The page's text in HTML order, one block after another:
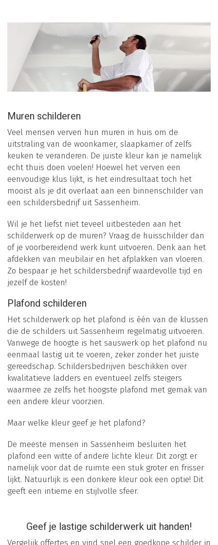
Muren schilderen
Veel mensen verven hun muren in huis om de
uitstraling van de woonkamer, slaapkamer of zelfs
keuken te veranderen. De juiste kleur kan je namelijk
echt thuis doen voelen! Hoewel het verven een
eenvoudige klus lijkt, is het eindresultaat toch het
mooist als je dit overlaat aan een binnenschilder van
een schildersbedrijf uit Sassenheim.
Wil je het liefst niet teveel uitbesteden aan het
schilderwerk op de muren? Vraag de huisschilder dan
of je voorbereidend werk kunt uitvoeren. Denk aan het
afdekken van meubilair en het afplakken van vloeren.
Zo bespaar je het schildersbedrijf waardevolle tijd en
jezelf de kosten!
Plafond schilderen
Het schilderwerk op het plafond is één van de klussen
die de schilders uit Sassenheim regelmatig uitvoeren.
Vanwege de hoogte is het sauswerk op het plafond nu
eenmaal lastig uit te voeren, zeker zonder het juiste
gereedschap. Schildersbedrijven beschikken over
kwalitatieve ladders en eventueel zelfs steigers
waarmee ze zelfs het hoogste plafond met gemak van
een andere kleur voorzien.
Maar welke kleur geef je het plafond?
De meeste mensen in Sassenheim besluiten het
plafond een witte of andere lichte kleur. Dit zorgt er
namelijk voor dat de ruimte een stuk groter en frisser
lijkt. Natuurlijk is een donkere kleur ook een optie! Dit
geeft een intieme en stijlvolle sfeer.
Geef je lastige schilderwerk uit handen!
Vergelijk offertes en vind snel een goedkope schilder in